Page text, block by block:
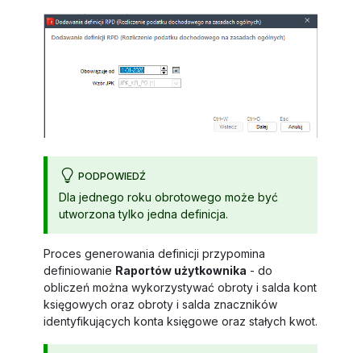
PODPOWIEDŹ
Dla jednego roku obrotowego może być
utworzona tylko jedna definicja.
Proces generowania definicji przypomina
definiowanie Raportów użytkownika - do
obliczeń można wykorzystywać obroty i salda kont
księgowych oraz obroty i salda znaczników
identyfikujących konta księgowe oraz stałych kwot.